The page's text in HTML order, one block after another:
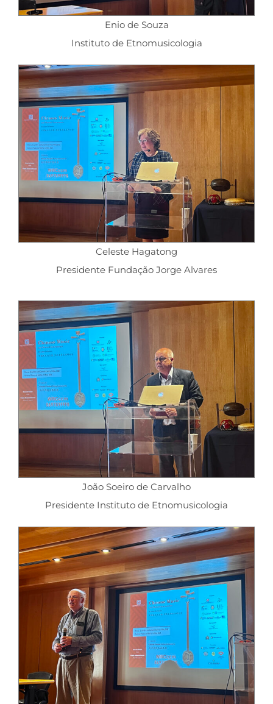
Enio de Souza
Instituto de Etnomusicologia
Celeste Hagatong
Presidente Fundação Jorge Alvares
João Soeiro de Carvalho
Presidente Instituto de Etnomusicologia